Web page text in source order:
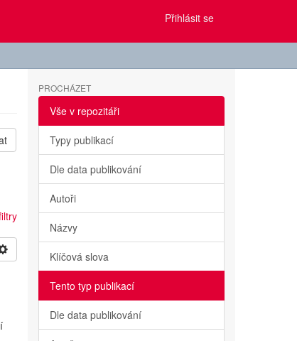
Přihlásit se
PROCHÁZET
Vše v repozitáři
Typy publikací
Dle data publikování
Autoři
Názvy
Klíčová slova
Tento typ publikací
Dle data publikování